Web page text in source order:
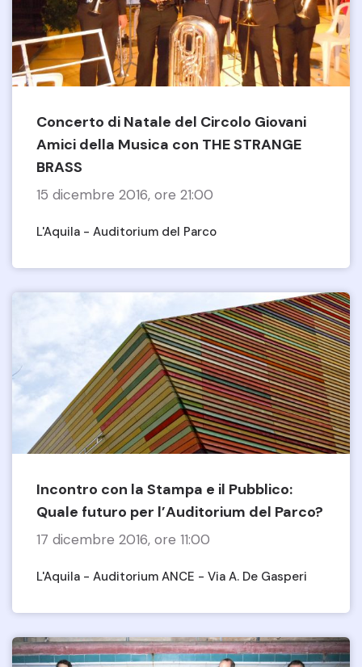
Concerto di Natale del Circolo Giovani
Amici della Musica con THE STRANGE
BRASS
15 dicembre 2016, ore 21:00
L'Aquila - Auditorium del Parco
Incontro con la Stampa e il Pubblico:
Quale futuro per l’Auditorium del Parco?
17 dicembre 2016, ore 11:00
L'Aquila - Auditorium ANCE - Via A. De Gasperi